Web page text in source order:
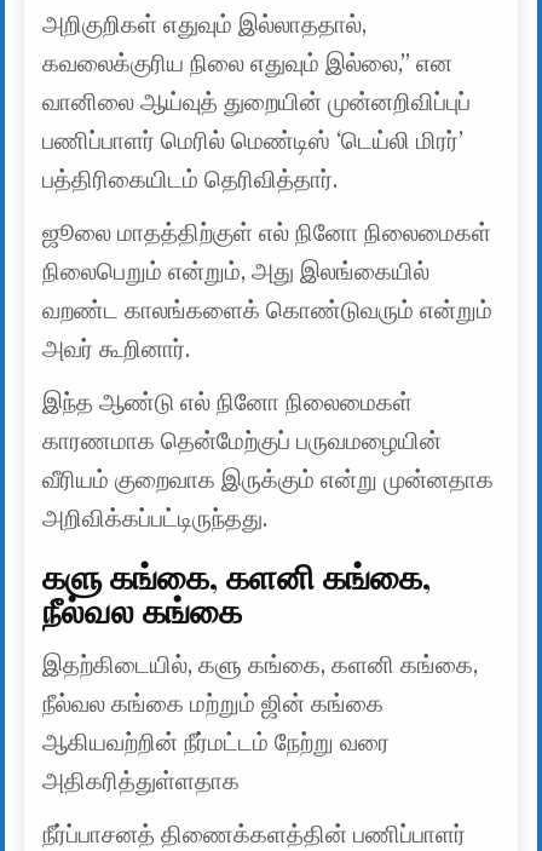
அறிகுறிகள் எதுவும் இல்லாததால்,
கவலைக்குரிய நிலை எதுவும் இல்லை,” என
வானிலை ஆய்வுத் துறையின் முன்னறிவிப்புப்
பணிப்பாளர் மெரில் மெண்டிஸ் ‘டெய்லி மிரர்’
பத்திரிகையிடம் தெரிவித்தார்.
ஜூலை மாதத்திற்குள் எல் நினோ நிலைமைகள்
நிலைபெறும் என்றும், அது இலங்கையில்
வறண்ட காலங்களைக் கொண்டுவரும் என்றும்
அவர் கூறினார்.
இந்த ஆண்டு எல் நினோ நிலைமைகள்
காரணமாக தென்மேற்குப் பருவமழையின்
வீரியம் குறைவாக இருக்கும் என்று முன்னதாக
அறிவிக்கப்பட்டிருந்தது.
களு கங்கை, களனி கங்கை,
நீல்வல கங்கை
இதற்கிடையில், களு கங்கை, களனி கங்கை,
நீல்வல கங்கை மற்றும் ஜின் கங்கை
ஆகியவற்றின் நீர்மட்டம் நேற்று வரை
அதிகரித்துள்ளதாக
நீர்ப்பாசனத் திணைக்களத்தின் பணிப்பாளர்